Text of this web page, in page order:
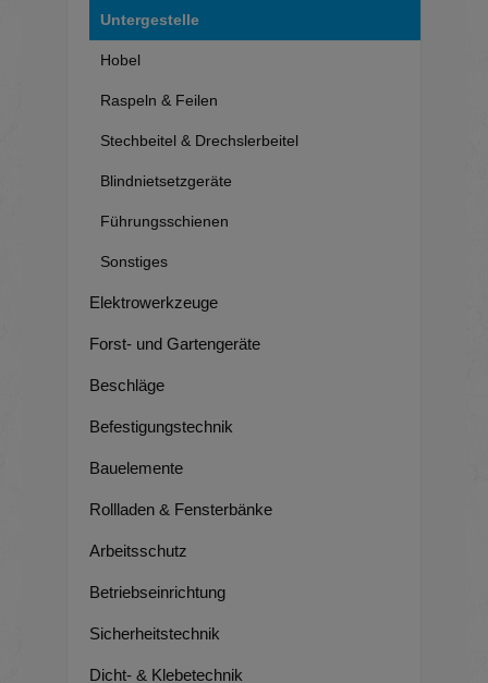
Untergestelle
Hobel
Raspeln & Feilen
Stechbeitel & Drechslerbeitel
Blindnietsetzgeräte
Führungsschienen
Sonstiges
Elektrowerkzeuge
Forst- und Gartengeräte
Beschläge
Befestigungstechnik
Bauelemente
Rollladen & Fensterbänke
Arbeitsschutz
Betriebseinrichtung
Sicherheitstechnik
Dicht- & Klebetechnik